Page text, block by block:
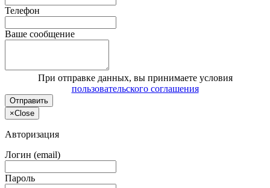
Телефон
Ваше сообщение
При отправке данных, вы принимаете условия
пользовательского соглашения
Отправить
×Close
Авторизация
Логин (email)
Пароль